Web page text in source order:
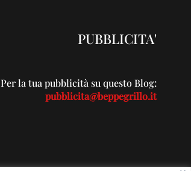
PUBBLICITA'
Per la tua pubblicità su questo Blog:
pubblicita@beppegrillo.it